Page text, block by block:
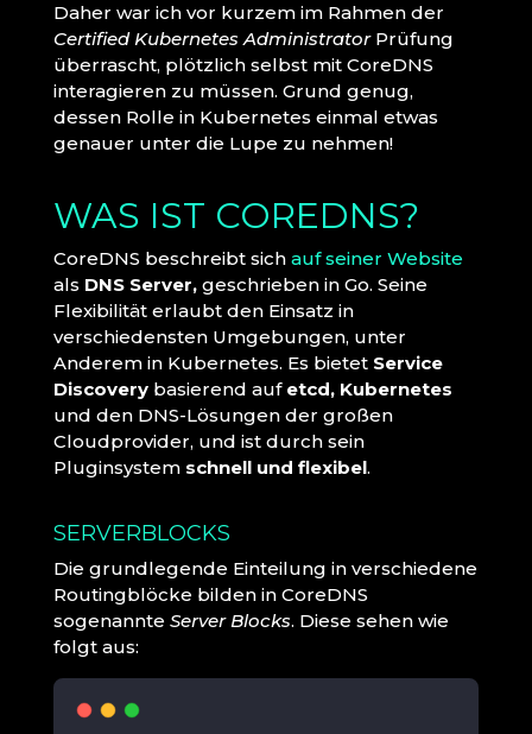
Daher war ich vor kurzem im Rahmen der
Certified Kubernetes AdministratorPrüfung
überrascht, plötzlich selbst mit CoreDNS
interagieren zu müssen. Grund genug,
dessen Rolle in Kubernetes einmal etwas
genauer unter die Lupe zu nehmen!
WAS IST COREDNS?
CoreDNS beschreibt sich auf seiner Website
als DNS Server,geschrieben in Go. Seine
Flexibilität erlaubt den Einsatz in
verschiedensten Umgebungen, unter
Anderem in Kubernetes. Es bietet Service
Discoverybasierend auf etcd, Kubernetes
und den DNS-Lösungen der großen
Cloudprovider, und ist durch sein
Pluginsystem schnell und flexibel.
SERVERBLOCKS
Die grundlegende Einteilung in verschiedene
Routingblöcke bilden in CoreDNS
sogenannte Server Blocks. Diese sehen wie
folgt aus: